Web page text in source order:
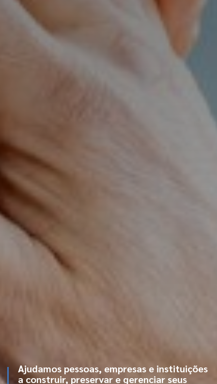
Ajudamos pessoas, empresas e instituições
a construir, preservar e gerenciar seus